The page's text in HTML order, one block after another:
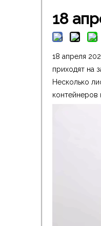
18
18 апреля
приходят на
Несколько